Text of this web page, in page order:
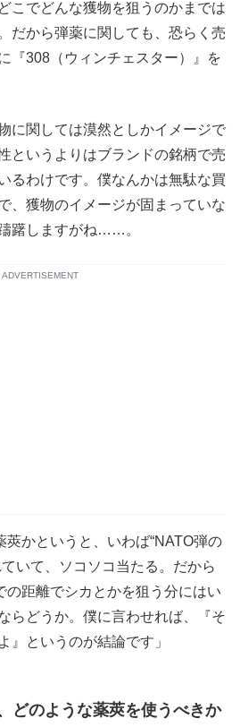
こでどんな獲物を狙うのかまでは
だから弾薬に関しても、恐らく売
『308（ウィンチェスター）』を
に関しては漠然としかイメージで
というよりはブランドの銘柄で売
るわけです。僕なんかは無駄な買
、獲物のイメージが固まっていな
躇しますがね……。
ADVERTISEMENT
かというと、いわば“NATO弾の
いて、ソコソコ当たる。だから
の距離でシカとかを狙う分にはい
らどうか。僕に言わせれば、『そ
』というのが結論です」
どのような薬莢を使うべきか